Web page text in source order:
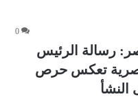
0
رسالة الرئيس
تعكس حرص
النشأ